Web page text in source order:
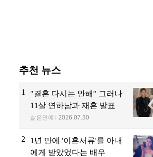
추천 뉴스
1
"결혼 다시는 안해" 그러나
11살 연하남과 재혼 발표
삶은연예 2026.07.30
2
1년 만에 '이혼서류'를 아내
에게 받았었다는 배우